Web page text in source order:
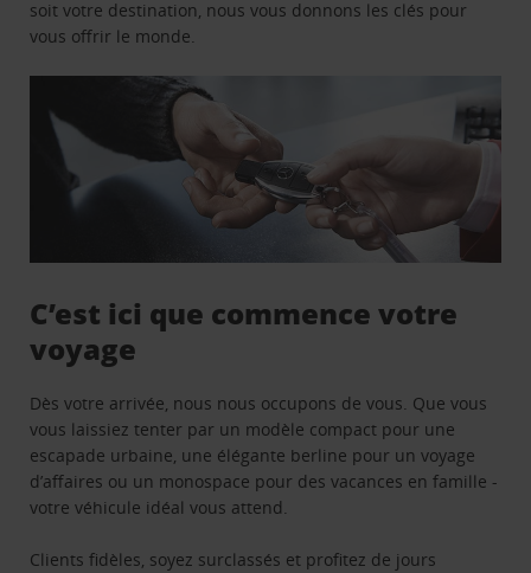
soit votre destination, nous vous donnons les clés pour
vous offrir le monde.
C’est ici que commence votre
voyage
Dès votre arrivée, nous nous occupons de vous. Que vous
vous laissiez tenter par un modèle compact pour une
escapade urbaine, une élégante berline pour un voyage
d’affaires ou un monospace pour des vacances en famille -
votre véhicule idéal vous attend.
Clients fidèles, soyez surclassés et profitez de jours